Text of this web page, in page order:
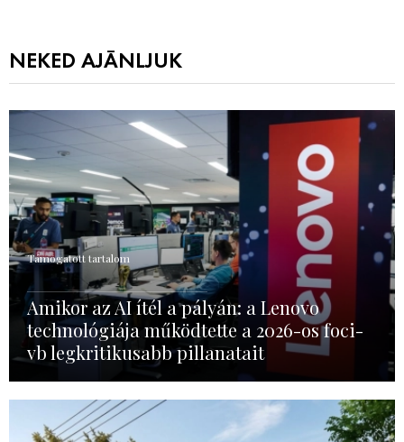
NEKED AJÁNLJUK
Támogatott tartalom
Amikor az AI ítél a pályán: a Lenovo
technológiája működtette a 2026-os foci-
vb legkritikusabb pillanatait